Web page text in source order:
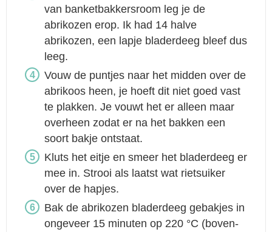
van banketbakkersroom leg je de
abrikozen erop. Ik had 14 halve
abrikozen, een lapje bladerdeeg bleef dus
leeg.
Vouw de puntjes naar het midden over de
abrikoos heen, je hoeft dit niet goed vast
te plakken. Je vouwt het er alleen maar
overheen zodat er na het bakken een
soort bakje ontstaat.
Kluts het eitje en smeer het bladerdeeg er
mee in. Strooi als laatst wat rietsuiker
over de hapjes.
Bak de abrikozen bladerdeeg gebakjes in
ongeveer 15 minuten op 220 °C (boven-